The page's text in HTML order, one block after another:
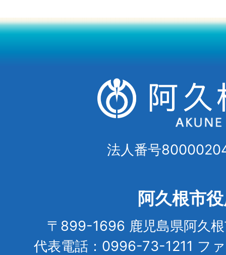
法人番号
阿久根市
〒899-1696 鹿児島県阿久
代表電話：0996-73-1211 フ